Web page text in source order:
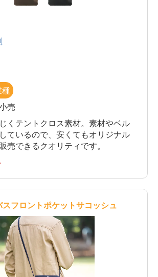
種
売
くテントクロス素材。素材やベル
ているので、安くてもオリジナル
売できるクオリティです。
スフロントポケットサコッシュ